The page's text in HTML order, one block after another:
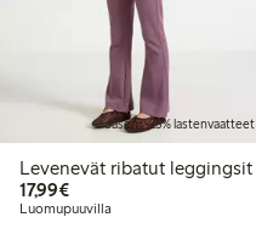
Jäsen: -25% lastenvaatteet
Levenevät ribatut leggingsit
17,99€17,99 €
Luomupuuvilla